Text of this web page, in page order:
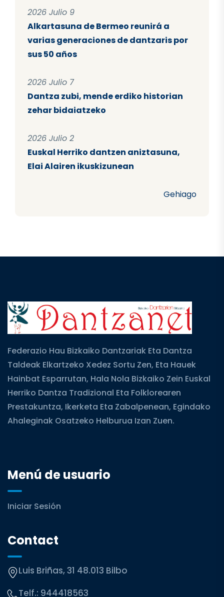
2026 Julio 9
Alkartasuna de Bermeo reunirá a
varias generaciones de dantzaris por
sus 50 años
2026 Julio 7
Dantza zubi, mende erdiko historian
zehar bidaiatzeko
2026 Julio 2
Euskal Herriko dantzen aniztasuna,
Elai Alairen ikuskizunean
Gehiago
Federazio Hau Bizkaiko Dantzariak Eta Dantza
Taldeak Elkartzeko Xedez Sortu Zen, Eta Hauek
Hainbat Esparrutan, Hala Nola Bizkaiko Zein Euskal
Herriko Dantza Tradizional Eta Folklorearen
Prestakuntza, Ikerketa Eta Zabalpenean, Egindako
Ahaleginak Osatzeko Helburua Izan Zuen.
Menú de usuario
Iniciar Sesión
Contact
Luis Briñas, 31 48.013 Bilbo
Telf.: 944418563